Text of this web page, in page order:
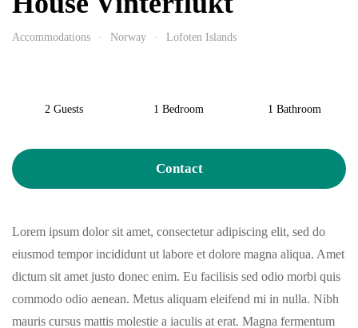
Accommodations Norway Lofoten Islands
2 Guests 1 Bedroom 1 Bathroom
Contact
Lorem ipsum dolor sit amet, consectetur adipiscing elit, sed do
eiusmod tempor incididunt ut labore et dolore magna aliqua. Amet
dictum sit amet justo donec enim. Eu facilisis sed odio morbi quis
commodo odio aenean. Metus aliquam eleifend mi in nulla. Nibh
mauris cursus mattis molestie a iaculis at erat. Magna fermentum